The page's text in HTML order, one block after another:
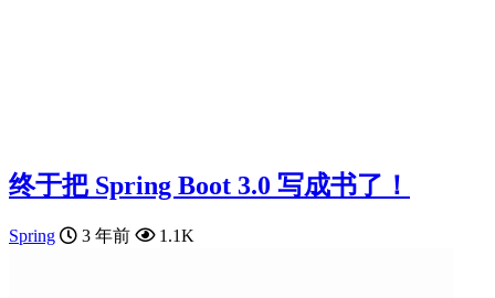
终于把 Spring Boot 3.0 写成书了！
Spring 3 年前 1.1K